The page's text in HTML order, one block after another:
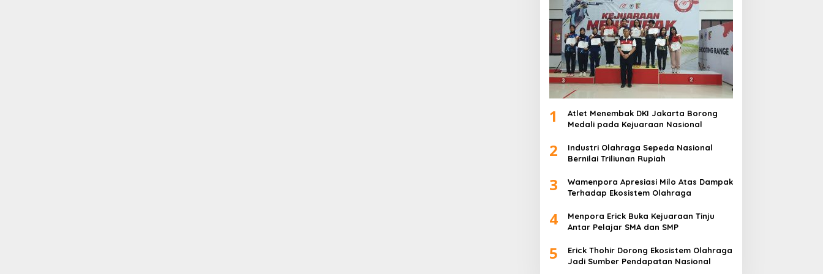
1
Atlet Menembak DKI Jakarta Borong
Medali pada Kejuaraan Nasional
2
Industri Olahraga Sepeda Nasional
Bernilai Triliunan Rupiah
3
Wamenpora Apresiasi Milo Atas Dampak
Terhadap Ekosistem Olahraga
4
Menpora Erick Buka Kejuaraan Tinju
Antar Pelajar SMA dan SMP
5
Erick Thohir Dorong Ekosistem Olahraga
Jadi Sumber Pendapatan Nasional